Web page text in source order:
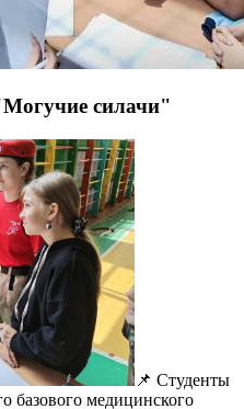
силачи"
📌 Студенты
базового медицинского